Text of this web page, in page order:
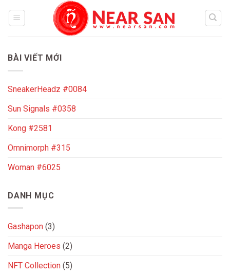
BÀI VIẾT MỚI
SneakerHeadz #0084
Sun Signals #0358
Kong #2581
Omnimorph #315
Woman #6025
DANH MỤC
Gashapon (3)
Manga Heroes (2)
NFT Collection (5)